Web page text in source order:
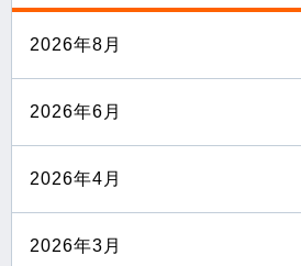
2026年8月
2026年6月
2026年4月
2026年3月